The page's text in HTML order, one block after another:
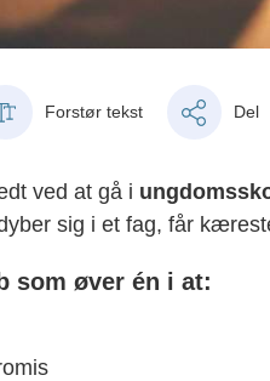
Forstør tekst Del
ved at gå i
sig i et fag, får
som øver én i at: